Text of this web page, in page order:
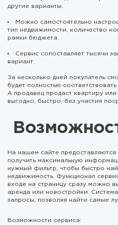
другие варианты.
Можно самостоятельно
тип недвижимости, количество
рамки бюджета.
Сервис сопоставляет тысячи
вариант.
За несколько дней покупатель
будет полностью
А продавец продаст квартиру
выгодно, быстро, без участия
На нашем сайте
получить максимальную
нужный фильтр, чтобы быстро
недвижимость. Функционал
входе на страницу сразу можно
аренда или новостройки.
запросы, позволяя найти самые
Возможности сервиса: